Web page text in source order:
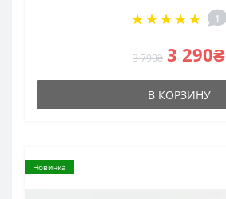
1
3 790₴ 3 290₴
В КОРЗИНУ
Новинка